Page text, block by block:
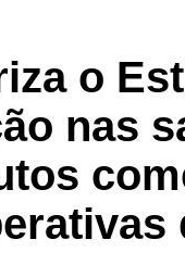
o
nas